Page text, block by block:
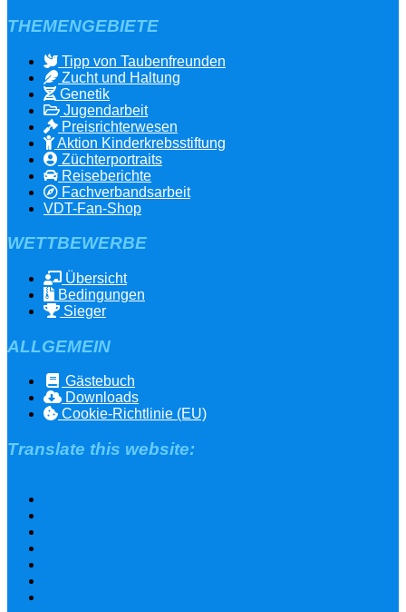
THEMENGEBIETE
Tipp von Taubenfreunden
Zucht und Haltung
Genetik
Jugendarbeit
Preisrichterwesen
Aktion Kinderkrebsstiftung
Züchterportraits
Reiseberichte
Fachverbandsarbeit
VDT-Fan-Shop
WETTBEWERBE
Übersicht
Bedingungen
Sieger
ALLGEMEIN
Gästebuch
Downloads
Cookie-Richtlinie (EU)
Translate this website: